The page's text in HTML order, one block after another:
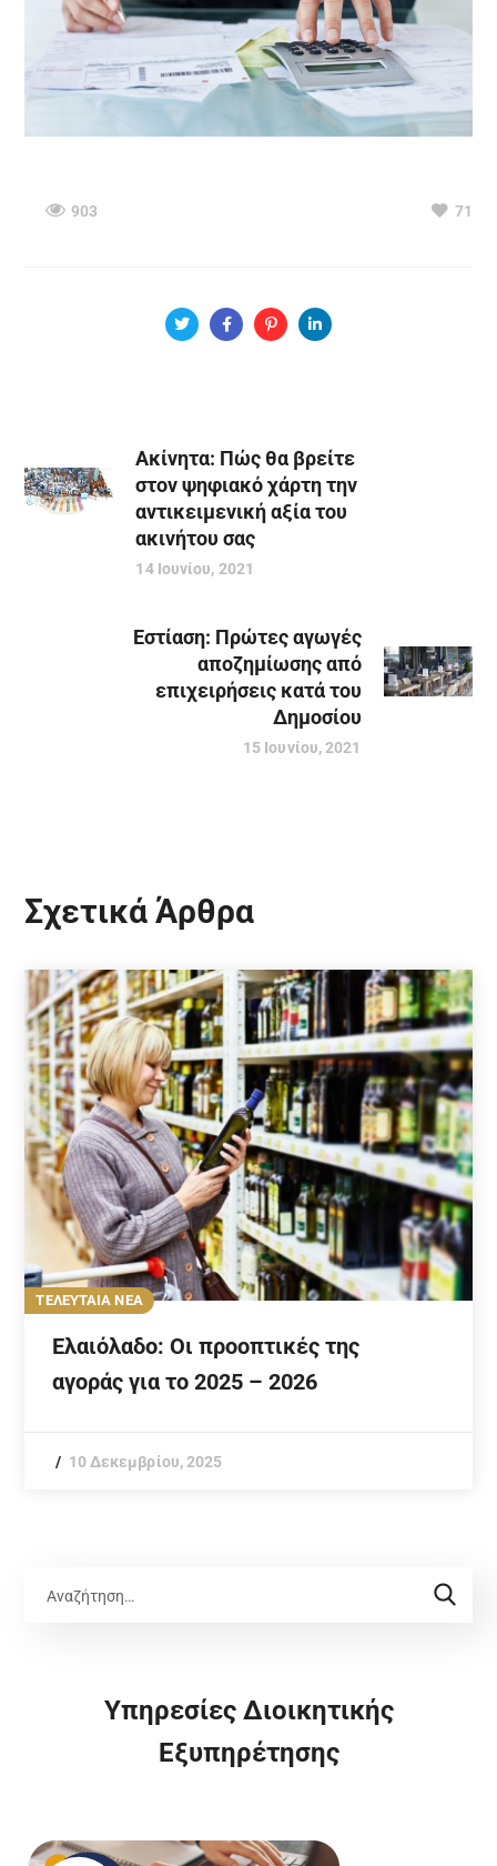
903 71
Ακίνητα: Πώς θα βρείτε
στον ψηφιακό χάρτη την
αντικειμενική αξία του
ακινήτου σας
14 Ιουνίου, 2021
Εστίαση: Πρώτες αγωγές
αποζημίωσης από
επιχειρήσεις κατά του
Δημοσίου
15 Ιουνίου, 2021
Σχετικά Άρθρα
ΤΕΛΕΥΤΑΙΑ ΝΕΑ
Ελαιόλαδο: Οι προοπτικές της
αγοράς για το 2025 – 2026
10 Δεκεμβρίου, 2025
Υπηρεσίες Διοικητικής
Εξυπηρέτησης